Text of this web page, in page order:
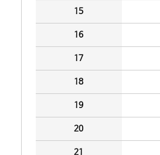
15
16
17
18
19
20
21